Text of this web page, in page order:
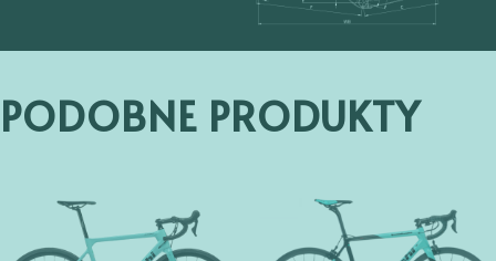
PODOBNE PRODUKTY